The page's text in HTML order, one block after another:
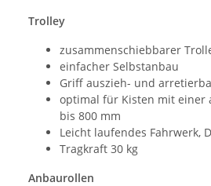
Trolley
zusammenschiebbarer
einfacher Selbstanbau
Griff auszieh- und
optimal für Kisten mit einer
bis 800 mm
Leicht laufendes Fahrwerk,
Tragkraft 30 kg
Anbaurollen